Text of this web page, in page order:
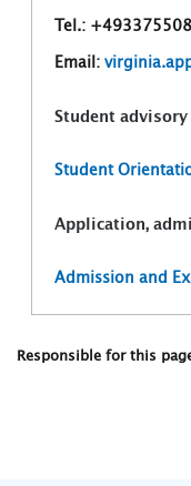
Tel.:
Email:
Student advisory
Student
Application,
Admission and
Responsible for this